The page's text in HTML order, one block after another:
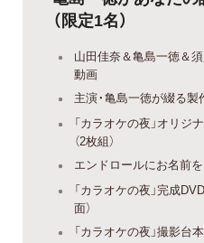
（限定1名）
山田佳奈＆亀島一徳＆
動画
主演・亀島一徳が綴る製
「カラオケの夜」オリ
（2枚組）
エンドロールにお名前
「カラオケの夜」完成
面）
「カラオケの夜」撮影台本